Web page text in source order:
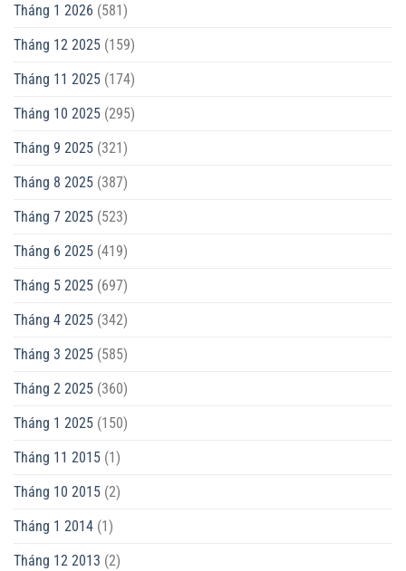
Tháng 1 2026 (581)
Tháng 12 2025 (159)
Tháng 11 2025 (174)
Tháng 10 2025 (295)
Tháng 9 2025 (321)
Tháng 8 2025 (387)
Tháng 7 2025 (523)
Tháng 6 2025 (419)
Tháng 5 2025 (697)
Tháng 4 2025 (342)
Tháng 3 2025 (585)
Tháng 2 2025 (360)
Tháng 1 2025 (150)
Tháng 11 2015 (1)
Tháng 10 2015 (2)
Tháng 1 2014 (1)
Tháng 12 2013 (2)